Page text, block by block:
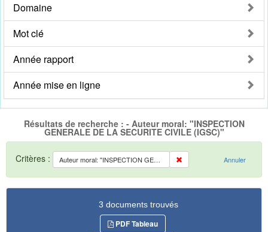
Domaine
Mot clé
Année rapport
Année mise en ligne
Résultats de recherche : - Auteur moral: "INSPECTION
GENERALE DE LA SECURITE CIVILE (IGSC)"
Critères : Auteur moral: "INSPECTION GENERALE DE LA SECURITE CIVILE (IGSC)" Annuler
3 documents trouvés
PDF Tableau